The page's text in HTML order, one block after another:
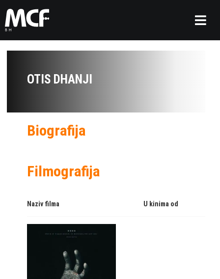
OTIS DHANJI
Biografija
Filmografija
Naziv filma U kinima od